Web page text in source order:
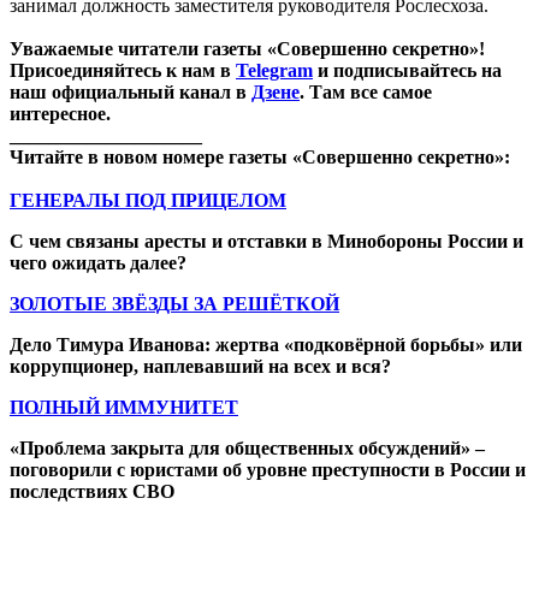
занимал должность заместителя руководителя Рослесхоза.
Уважаемые читатели газеты «Совершенно секретно»!
Присоединяйтесь к нам в Telegram и подписывайтесь на
наш официальный канал в Дзене. Там все самое
интересное.
Читайте в новом номере газеты «Совершенно секретно»:
ГЕНЕРАЛЫ ПОД ПРИЦЕЛОМ
С чем связаны аресты и отставки в Минобороны России и
чего ожидать далее?
ЗОЛОТЫЕ ЗВЁЗДЫ ЗА РЕШЁТКОЙ
Дело Тимура Иванова: жертва «подковёрной борьбы» или
коррупционер, наплевавший на всех и вся?
ПОЛНЫЙ ИММУНИТЕТ
«Проблема закрыта для общественных обсуждений» –
поговорили с юристами об уровне преступности в России и
последствиях СВО